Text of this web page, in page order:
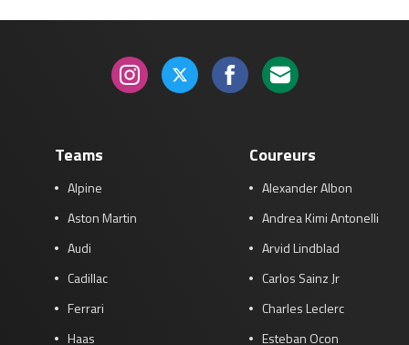
Teams
Alpine
Aston Martin
Audi
Cadillac
Ferrari
Haas
Coureurs
Alexander Albon
Andrea Kimi Antonelli
Arvid Lindblad
Carlos Sainz Jr
Charles Leclerc
Esteban Ocon